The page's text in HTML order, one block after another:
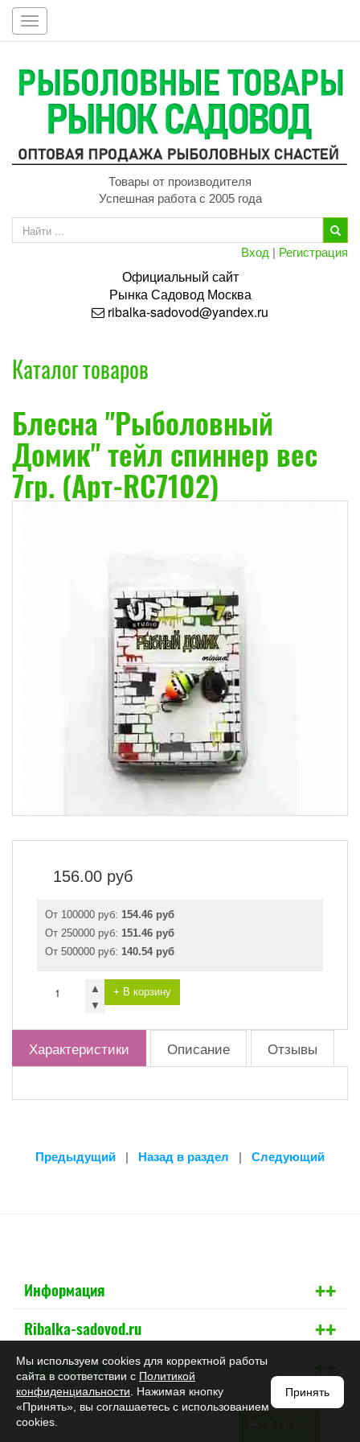
Toggle
navigation
Товары от производителя
Успешная работа с 2005 года
Вход | Регистрация
Официальный сайт
РынкаСадовод Москва
ribalka-sadovod@yandex.ru
Каталог товаров
Блесна "Рыболовный
Домик" тейл спиннер вес
7гр. (Арт-RС7102)
156.00 руб
От 100000 руб: 154.46 руб
От 250000 руб: 151.46 руб
От 500000 руб: 140.54 руб
▲
▼
+ В корзину
Характеристики Описание Отзывы
Предыдущий | Назад в раздел | Следующий
Информация +
+
Ribalka-sadovod.ru +
+
Подписаться +
+
Мы используем cookies для корректной работы
сайта в соответствии с Политикой
конфиденциальности . Нажимая кнопку
«Принять», вы соглашаетесь с использованием
cookies.
Принять